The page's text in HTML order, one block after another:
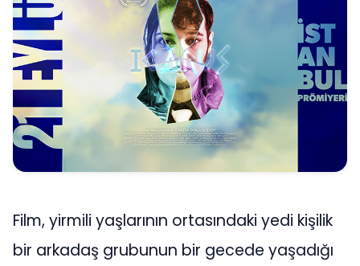
Film, yirmili yaşlarının ortasındaki yedi kişilik
bir arkadaş grubunun bir gecede yaşadığı